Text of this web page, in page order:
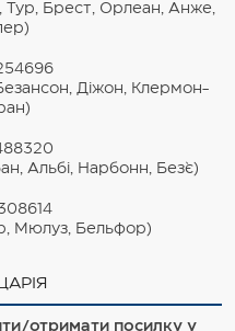
Брест, Орлеан, Анже,
Діжон, Клермон-
Альбі, Нарбонн, Без`є)
Мюлуз, Бельфор)
отримати посилку у